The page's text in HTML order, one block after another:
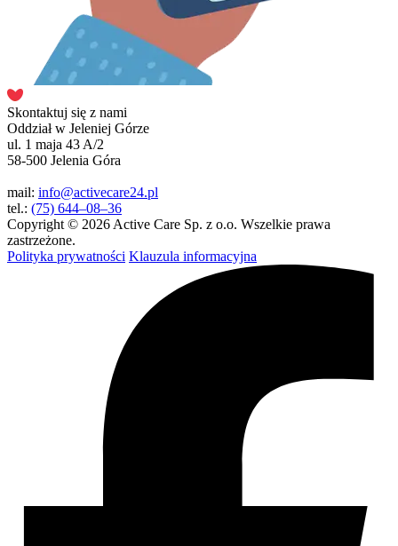
Skontaktuj się z nami
Oddział w Jeleniej Górze
ul. 1 maja 43 A/2
58-500 Jelenia Góra
mail: info@activecare24.pl
tel.: (75) 644–08–36
Copyright © 2026 Active Care Sp. z o.o. Wszelkie prawa
zastrzeżone.
Polityka prywatności Klauzula informacyjna